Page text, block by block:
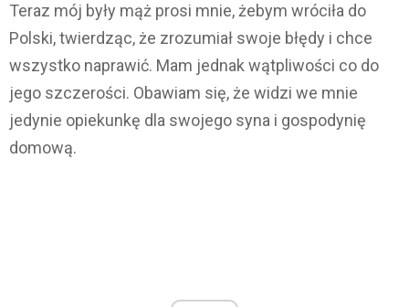
Teraz mój były mąż prosi mnie, żebym wróciła do
Polski, twierdząc, że zrozumiał swoje błędy i chce
wszystko naprawić. Mam jednak wątpliwości co do
jego szczerości. Obawiam się, że widzi we mnie
jedynie opiekunkę dla swojego syna i gospodynię
domową.